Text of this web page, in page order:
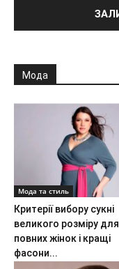
Мода
Мода та стиль
Критерії вибору сукні
великого розміру для
повних жінок і кращі
фасони...